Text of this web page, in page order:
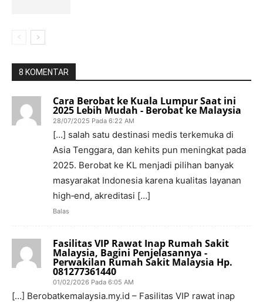
8 KOMENTAR
Cara Berobat ke Kuala Lumpur Saat ini
2025 Lebih Mudah - Berobat ke Malaysia
28/07/2025 Pada 6:22 AM
[…] salah satu destinasi medis terkemuka di
Asia Tenggara, dan kehits pun meningkat pada
2025. Berobat ke KL menjadi pilihan banyak
masyarakat Indonesia karena kualitas layanan
high‑end, akreditasi […]
Balas
Fasilitas VIP Rawat Inap Rumah Sakit
Malaysia, Bagini Penjelasannya -
Perwakilan Rumah Sakit Malaysia Hp.
081277361440
01/02/2026 Pada 6:05 AM
[…] Berobatkemalaysia.my.id – Fasilitas VIP rawat inap